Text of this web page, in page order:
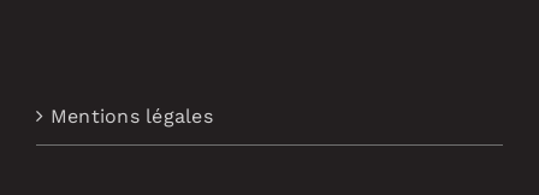
Mentions légales